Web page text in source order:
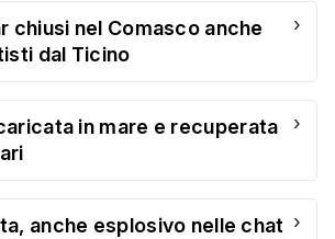
chiusi nel Comasco anche
dal Ticino
›
in mare e recuperata
›
anche esplosivo nelle chat ›